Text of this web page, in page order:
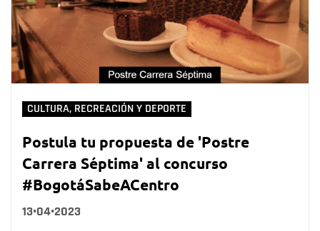
CULTURA, RECREACIÓN Y DEPORTE
Postula tu propuesta de 'Postre
Carrera Séptima' al concurso
#BogotáSabeACentro
13•04•2023